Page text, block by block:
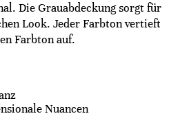
Die Grauabdeckung sorgt für
Look. Jeder Farbton vertieft
Farbton auf.
Nuancen